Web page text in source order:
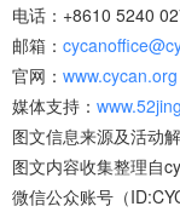
电话：+8610 5240
邮箱：
官网： www.cycan.org
媒体支持：
图文信息来源及活动
图文内容收集整理自
微信公众账号（